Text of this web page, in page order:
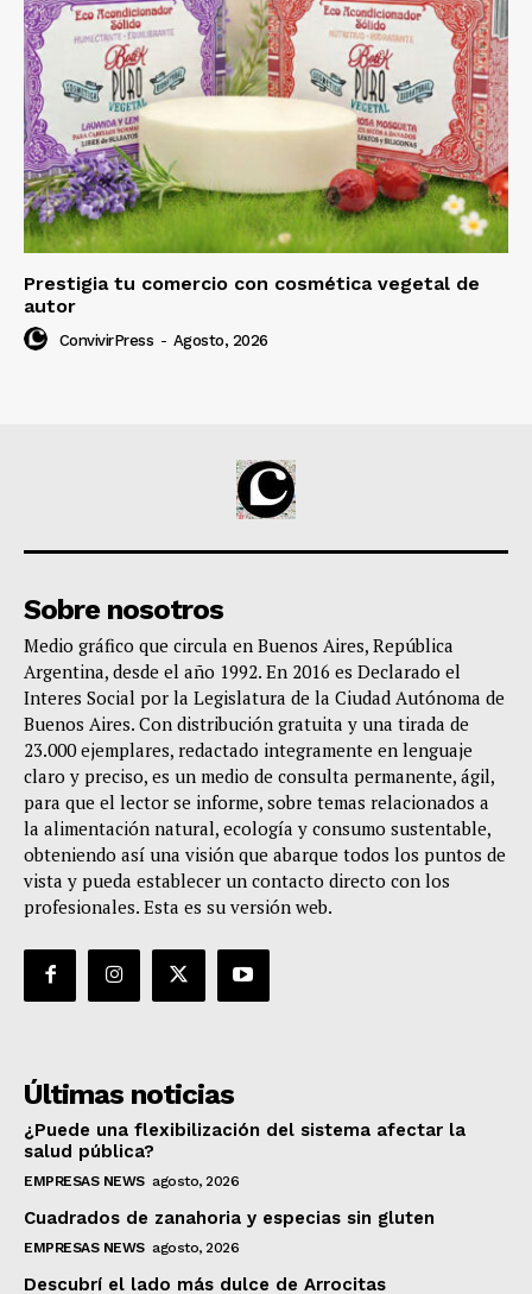
Prestigia tu comercio con cosmética vegetal de
autor
ConvivirPress - Agosto, 2026
Sobre nosotros
Medio gráfico que circula en Buenos Aires, República
Argentina, desde el año 1992. En 2016 es Declarado el
Interes Social por la Legislatura de la Ciudad Autónoma de
Buenos Aires. Con distribución gratuita y una tirada de
23.000 ejemplares, redactado integramente en lenguaje
claro y preciso, es un medio de consulta permanente, ágil,
para que el lector se informe, sobre temas relacionados a
la alimentación natural, ecología y consumo sustentable,
obteniendo así una visión que abarque todos los puntos de
vista y pueda establecer un contacto directo con los
profesionales. Esta es su versión web.
Últimas noticias
¿Puede una flexibilización del sistema afectar la
salud pública?
EMPRESAS NEWS agosto, 2026
Cuadrados de zanahoria y especias sin gluten
EMPRESAS NEWS agosto, 2026
Descubrí el lado más dulce de Arrocitas